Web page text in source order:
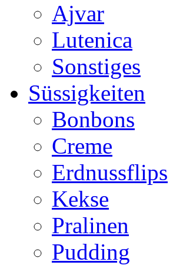
Ajvar
Lutenica
Sonstiges
Süssigkeiten
Bonbons
Creme
Erdnussflips
Kekse
Pralinen
Pudding